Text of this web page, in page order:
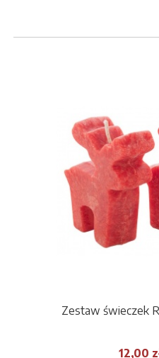
Zestaw świeczek
12,00